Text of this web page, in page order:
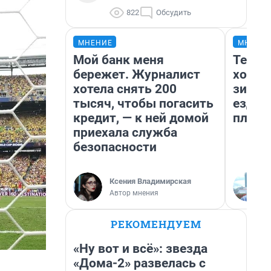
822 Обсудить
МНЕНИЕ
Мой банк меня
бережет. Журналист
хотела снять 200
тысяч, чтобы погасить
кредит, — к ней домой
приехала служба
безопасности
Ксения Владимирская
Автор мнения
ездит
РЕКОМЕНДУЕМ
«Ну вот и всё»: звезда
«Дома-2» развелась с